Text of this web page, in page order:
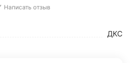
Написать отзыв
ДКС